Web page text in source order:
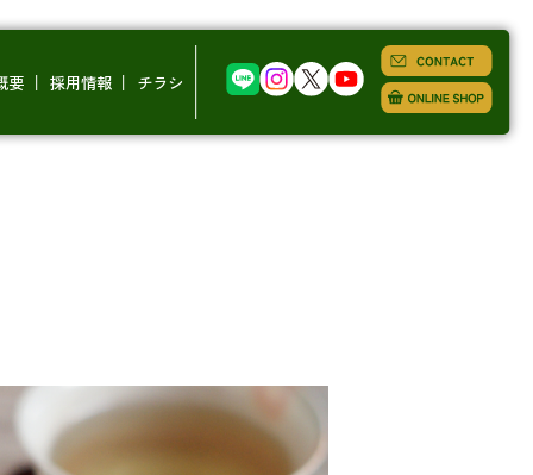
要 採用情報 チラシ